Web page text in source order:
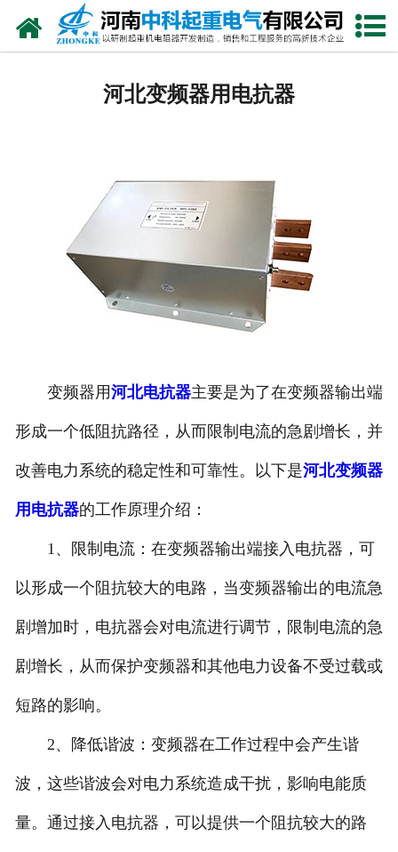
网站首页
河北电控柜
河北联动控制台
河北电气控制系统
河北主令控制器
河北滤波器
河北触头总成
河北变频器用电抗器
变频器用河北电抗器主要是为了在变频器输出端
形成一个低阻抗路径，从而限制电流的急剧增长，并
改善电力系统的稳定性和可靠性。以下是河北变频器
用电抗器的工作原理介绍：
1、限制电流：在变频器输出端接入电抗器，可
以形成一个阻抗较大的电路，当变频器输出的电流急
剧增加时，电抗器会对电流进行调节，限制电流的急
剧增长，从而保护变频器和其他电力设备不受过载或
短路的影响。
2、降低谐波：变频器在工作过程中会产生谐
波，这些谐波会对电力系统造成干扰，影响电能质
量。通过接入电抗器，可以提供一个阻抗较大的路